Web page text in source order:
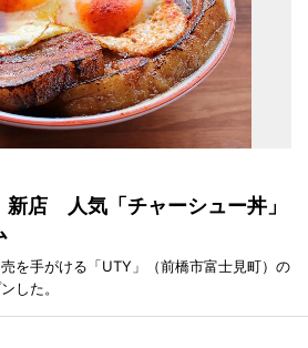
新店 人気「チャーシュー丼」
を手がける「UTY」（前橋市富士見町）の
した。